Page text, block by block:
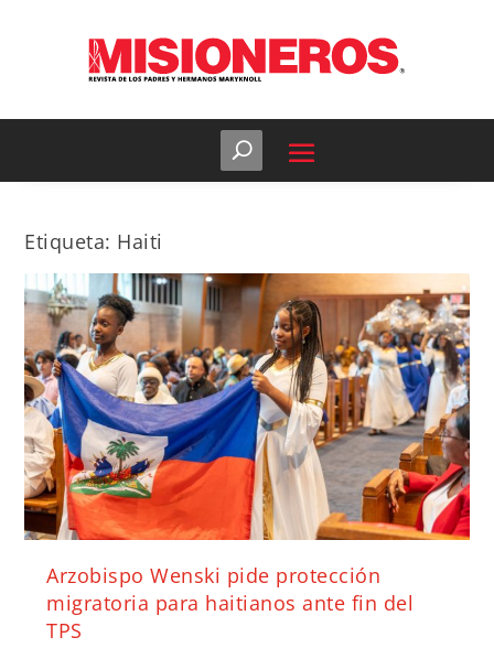
Etiqueta: Haiti
Arzobispo Wenski pide protección
migratoria para haitianos ante fin del
TPS